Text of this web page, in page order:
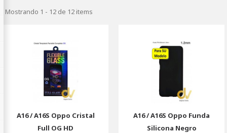
Mostrando 1 - 12 de 12 items
A16 / A16S Oppo Cristal
Full OG HD
A16 / A16S Oppo Funda
Silicona Negro